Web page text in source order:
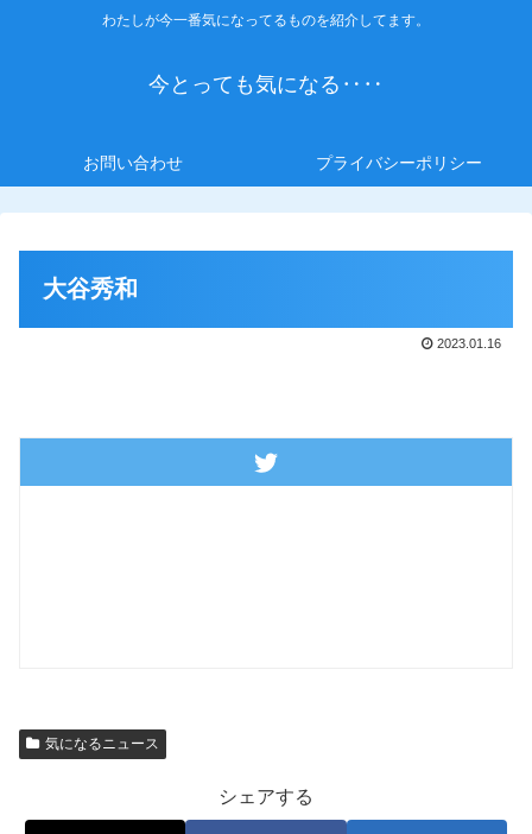
わたしが今一番気になってるものを紹介してます。
今とっても気になる‥‥
お問い合わせ プライバシーポリシー
大谷秀和
2023.01.16
気になるニュース
シェアする